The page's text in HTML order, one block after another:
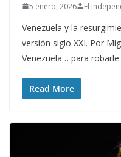
5 enero, 2026 El
Venezuela y la
versión siglo XXI. Por
Venezuela… para robarle
Read More